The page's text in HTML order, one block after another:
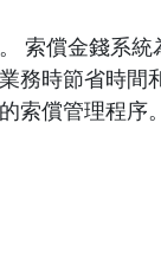
索償金錢系統
務時節省時間
索償管理程序